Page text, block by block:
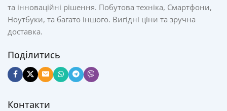
та інноваційні рішення. Побутова техніка, Смартфони,
Ноутбуки, та багато іншого. Вигідні ціни та зручна
доставка.
Поділитись
Контакти